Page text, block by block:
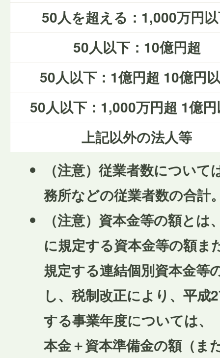
50人を超える：1,000万円
50人以下：10億円超
50人以下：1億円超 10億円
50人以下：1,000万円超 1億
上記以外の法人等
（注意）従業者数につい
務所などの従業者数の合計
（注意）資本金等の額と
に規定する資本金等の額ま
規定する連結個別資本金等
し、税制改正により、平成
する事業年度については、
本金＋資本準備金の額（ま